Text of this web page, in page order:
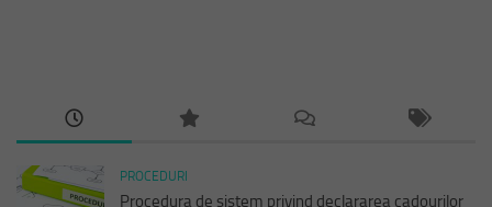
PROCEDURI
Procedura de sistem privind declararea cadourilor